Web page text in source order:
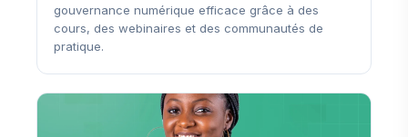
gouvernance numérique efficace grâce à des
cours, des webinaires et des communautés de
pratique.